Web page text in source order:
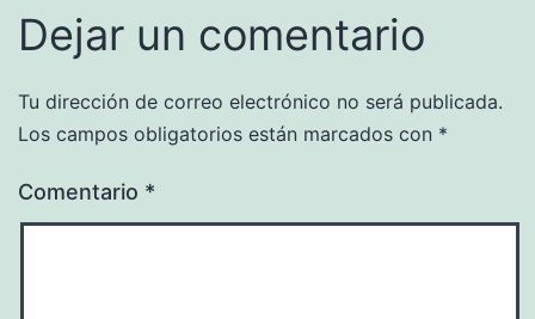
Dejar un comentario
Tu dirección de correo electrónico no será publicada.
Los campos obligatorios están marcados con *
Comentario *